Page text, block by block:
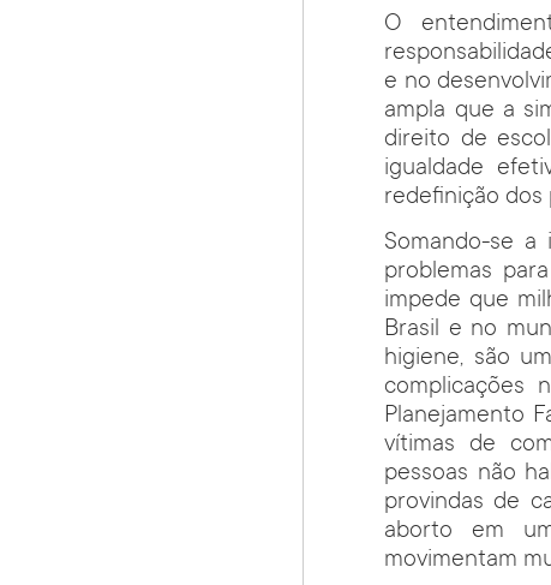
O
e no
ampla que a
direito de
igualdade
redefinição dos
Somando-se
problemas
impede que
Brasil e no
higiene, são
complicações
Planejamento
vítimas de
pessoas não
provindas de
aborto em
movimentam